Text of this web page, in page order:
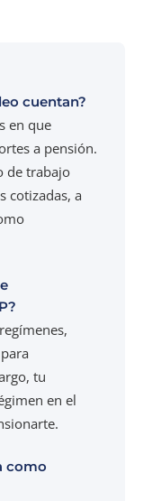
cuentan?
en que
a pensión.
de trabajo
cotizadas, a
tu
en el
como